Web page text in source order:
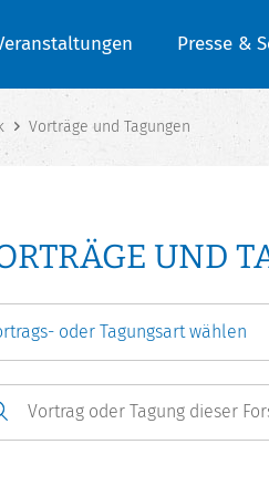
Presse &
Vorträge und Tagungen
UND